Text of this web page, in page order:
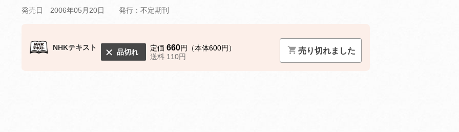
発売日 2006年05月20日
発行：不定期刊
NHKテキスト
品切れ 定価 660円（本体600円）
送料 110円
売り切れました